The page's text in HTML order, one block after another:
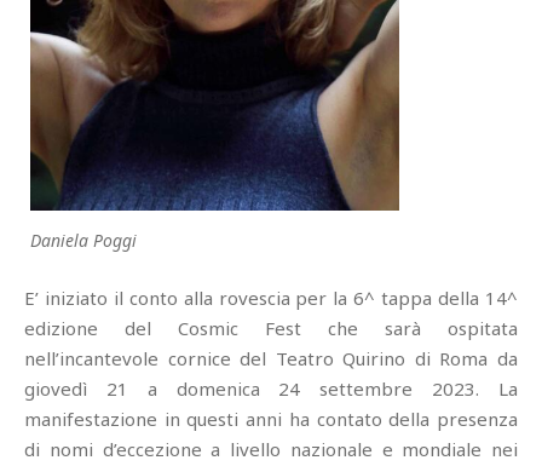
Daniela Poggi
E’ iniziato il conto alla rovescia per la 6^ tappa della 14^
edizione del Cosmic Fest che sarà ospitata
nell’incantevole cornice del Teatro Quirino di Roma da
giovedì 21 a domenica 24 settembre 2023. La
manifestazione in questi anni ha contato della presenza
di nomi d’eccezione a livello nazionale e mondiale nei